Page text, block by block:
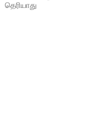
தெரியாது